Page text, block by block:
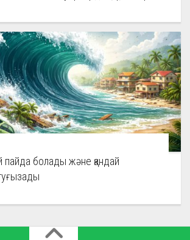
пайда болады және қандай